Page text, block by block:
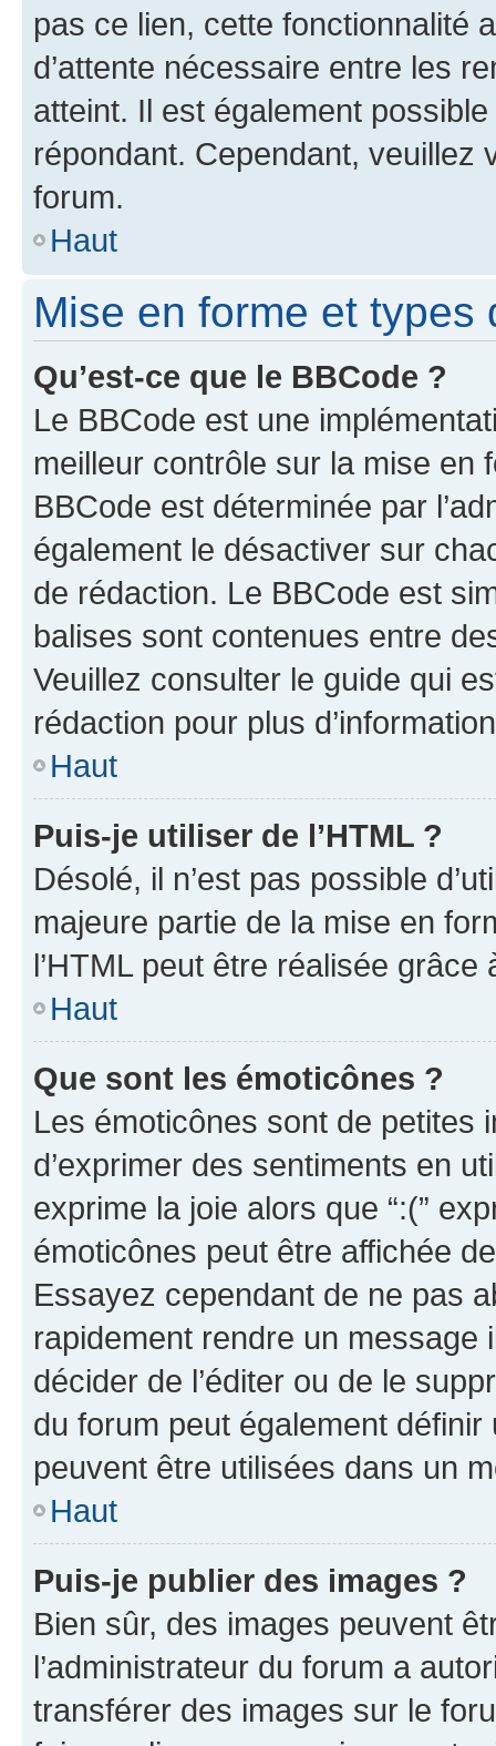
pas ce lien, cette fonctionnalité
d’attente nécessaire entre les
atteint. Il est également
répondant. Cependant,
forum.
Haut
Mise en forme et types
Qu’est-ce que le BBCode ?
Le BBCode est une
meilleur contrôle sur la mise en
BBCode est déterminée par
également le désactiver sur
de rédaction. Le BBCode est
balises sont contenues entre
Veuillez consulter le guide qui
rédaction pour plus
Haut
Puis-je utiliser de l’HTML ?
Désolé, il n’est pas possible
majeure partie de la mise en
l’HTML peut être réalisée grâce
Haut
Que sont les émoticônes ?
Les émoticônes sont de petites
d’exprimer des sentiments en
exprime la joie alors que “:(”
émoticônes peut être affichée
Essayez cependant de ne pas
rapidement rendre un message
décider de l’éditer ou de le
du forum peut également définir
peuvent être utilisées dans un
Haut
Puis-je publier des images ?
Bien sûr, des images peuvent
l’administrateur du forum a
transférer des images sur le